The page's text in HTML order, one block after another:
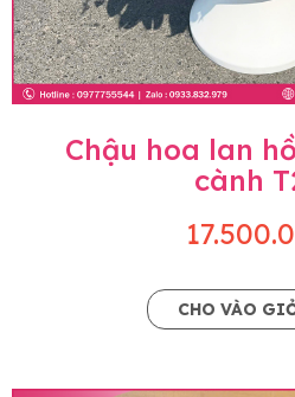
Chậu hoa lan
cành
CHO VÀO